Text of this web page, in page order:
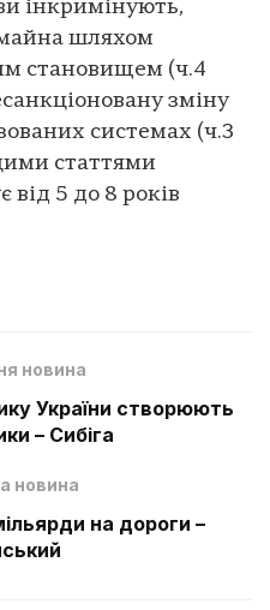
інкримінують,
шляхом
становищем (ч.4
зміну
системах (ч.3
статтями
5 до 8 років
новина
України створюють
– Сибіга
новина
на дороги –